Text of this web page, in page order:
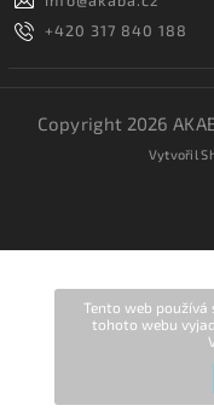
Tento web
tohoto webu
+420 317 840 188
Copyright 2026
Vytvořil